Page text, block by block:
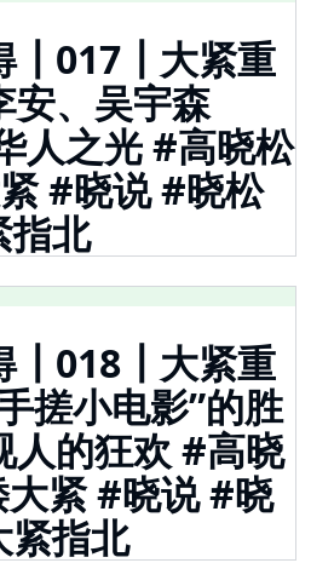
┃017┃大紧重
安、吴宇森
之光 #高晓松
#晓说 #晓松
指北
┃018┃大紧重
搓小电影”的胜
人的狂欢 #高晓
紧 #晓说 #晓
紧指北